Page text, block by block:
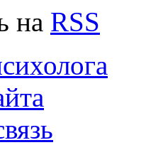
на RSS